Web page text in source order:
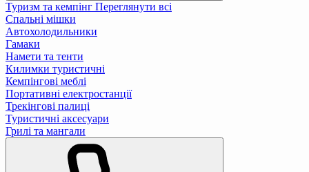
Туризм та кемпінг Переглянути всі
Спальні мішки
Автохолодильники
Гамаки
Намети та тенти
Килимки туристичні
Кемпінгові меблі
Портативні електростанції
Трекінгові палиці
Туристичні аксесуари
Грилі та мангали